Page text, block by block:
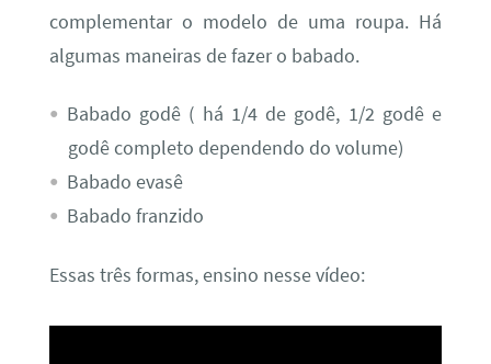
complementar o modelo de uma roupa. Há
algumas maneiras de fazer o babado.
Babado godê ( há 1/4 de godê, 1/2 godê e
godê completo dependendo do volume)
Babado evasê
Babado franzido
Essas três formas, ensino nesse vídeo: